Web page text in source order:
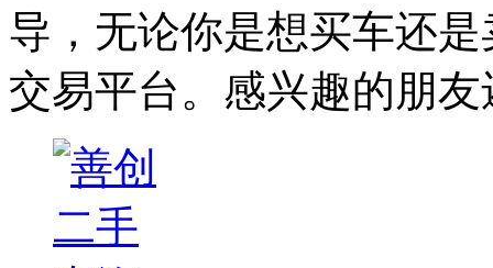
导，无论你是想买车还
交易平台。感兴趣的朋